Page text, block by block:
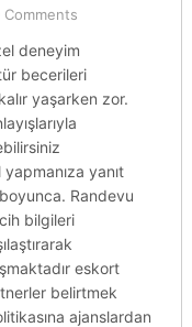
Comments
deneyim
becerileri
yaşarken zor.
yapmanıza yanıt
Randevu
bilgileri
eskort
belirtmek
ajanslardan